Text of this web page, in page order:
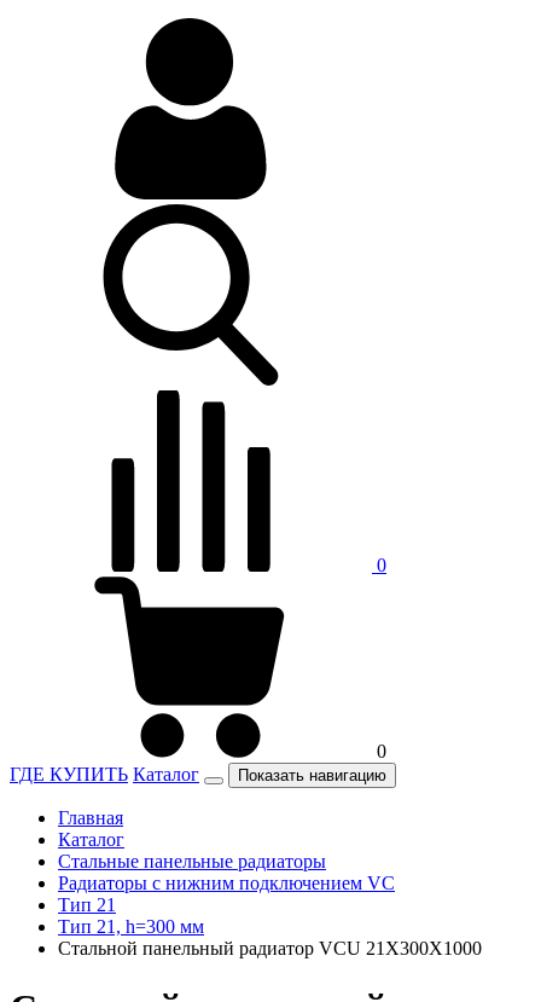
0
0
ГДЕ КУПИТЬ Каталог Показать навигацию
Главная
Каталог
Стальные панельные радиаторы
Радиаторы c нижним подключением VC
Тип 21
Тип 21, h=300 мм
Стальной панельный радиатор VCU 21Х300X1000